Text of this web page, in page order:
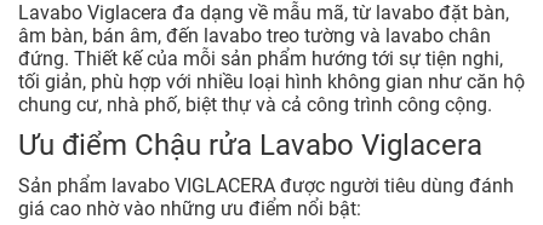
Lavabo Viglacera đa dạng về mẫu mã, từ lavabo đặt bàn,
âm bàn, bán âm, đến lavabo treo tường và lavabo chân
đứng. Thiết kế của mỗi sản phẩm hướng tới sự tiện nghi,
tối giản, phù hợp với nhiều loại hình không gian như căn hộ
chung cư, nhà phố, biệt thự và cả công trình công cộng.
Ưu điểm Chậu rửa Lavabo Viglacera
Sản phẩm lavabo VIGLACERA được người tiêu dùng đánh
giá cao nhờ vào những ưu điểm nổi bật: